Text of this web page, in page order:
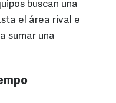
buscan una
el área rival e
sumar una